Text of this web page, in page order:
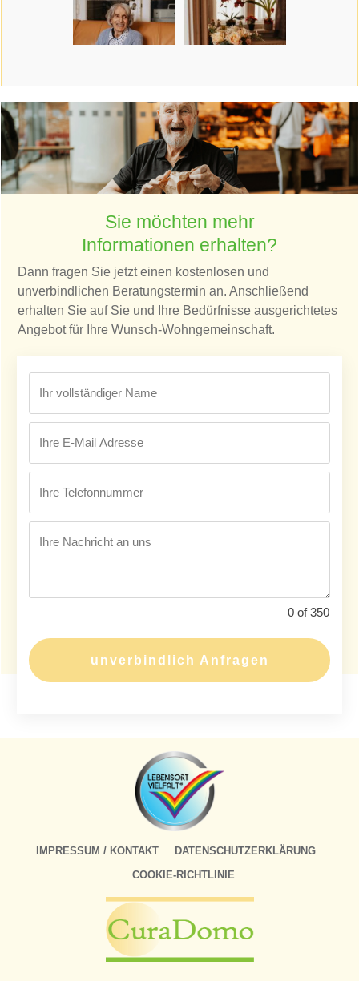
Sie möchten mehr
Informationen erhalten?
Dann fragen Sie jetzt einen kostenlosen und
unverbindlichen Beratungstermin an. Anschließend
erhalten Sie auf Sie und Ihre Bedürfnisse ausgerichtetes
Angebot für Ihre Wunsch-Wohngemeinschaft.
0 of 350
unverbindlich Anfragen
IMPRESSUM / KONTAKT
DATENSCHUTZERKLÄRUNG
COOKIE-RICHTLINIE